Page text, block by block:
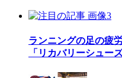
ランニングの足の疲
「リカバリーシューズ